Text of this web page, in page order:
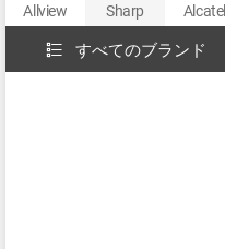
Allview
Sharp Alcatel
すべてのブランド